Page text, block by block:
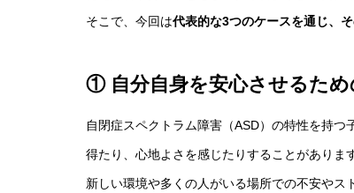
そこで、今回は代表的な3つのケースを通じ、
① 自分自身を安心させるため
自閉症スペクトラム障害（ASD）の特性を持
得たり、心地よさを感じたりすることがあります
新しい環境や多くの人がいる場所での不安やス